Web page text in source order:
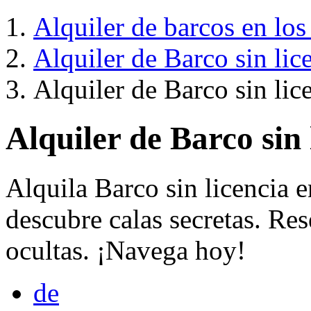
Alquiler de barcos en
Alquiler de Barco sin
Alquiler de Barco sin
Alquiler de Barco
Alquila Barco sin licencia
descubre calas secretas.
ocultas. ¡Navega hoy!
de